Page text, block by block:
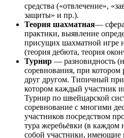
средства («отвлечение»,
защиты» и пр.).
Теория шахматная—
практики, выявление
присущих шахматной игре
(теория дебюта, теория
Турнир — разновидность
соревнования, при котором
друг другом. Типичный
котором каждый участник
Турнир по швейцарской
соревнование с многими
участников посредством
тура жеребьёвки (в
собой участники, имеющие